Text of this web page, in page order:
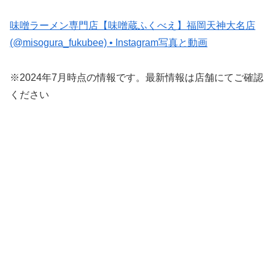
味噌ラーメン専門店【味噌蔵ふくべえ】福岡天神大名店
(@misogura_fukubee) • Instagram写真と動画
※2024年7月時点の情報です。最新情報は店舗にてご確認
ください